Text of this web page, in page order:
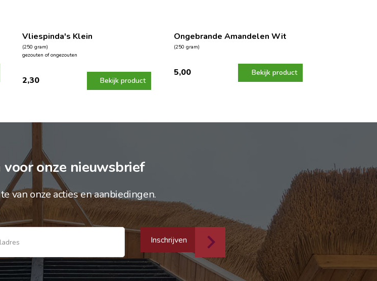
Vliespinda's Klein
(250 gram)
gezouten of ongezouten
2,30 Bekijk product
Ongebrande Amandelen Wit
(250 gram)
5,00 Bekijk product
onze nieuwsbrief
van onze acties en aanbiedingen.
Inschrijven